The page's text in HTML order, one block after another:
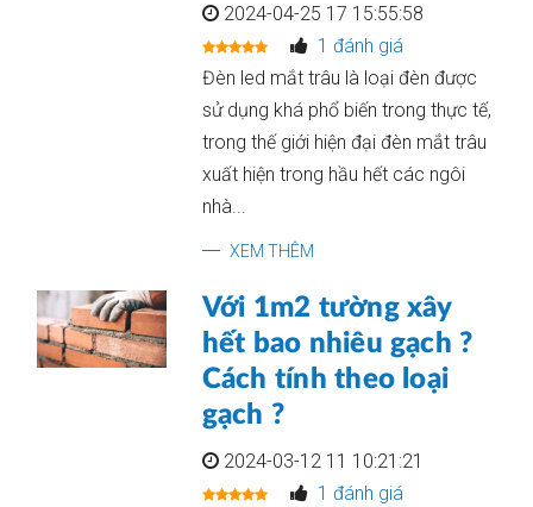
2024-04-25 17 15:55:58
1 đánh giá
Đèn led mắt trâu là loại đèn được
sử dụng khá phổ biến trong thực tế,
trong thế giới hiện đại đèn mắt trâu
xuất hiện trong hầu hết các ngôi
nhà...
XEM THÊM
Với 1m2 tường xây
hết bao nhiêu gạch ?
Cách tính theo loại
gạch ?
2024-03-12 11 10:21:21
1 đánh giá